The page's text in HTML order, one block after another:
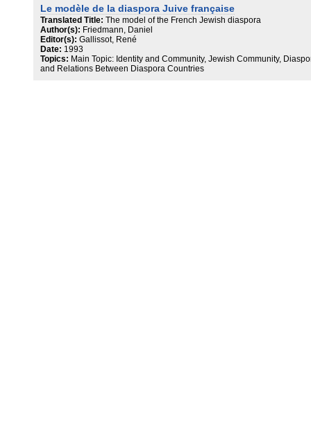
Le modèle de la diaspora Juive française
Translated Title: The model of the French Jewish diaspora
Author(s): Friedmann, Daniel
Editor(s): Gallissot, René
Date: 1993
Topics: Main Topic: Identity and Community, Jewish Community,
and Relations Between Diaspora Countries